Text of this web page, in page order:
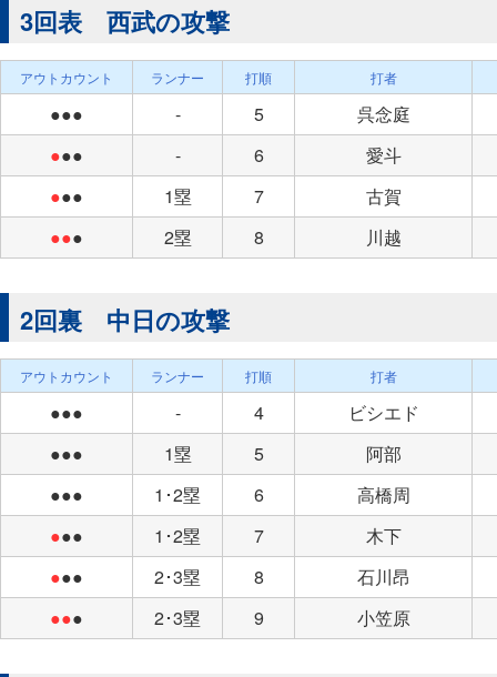
3回表 西武の攻撃
アウトカウント ランナー 打順 打者
●●● - 5
呉念庭
●●● - 6
愛斗
●●● 1塁 7
古賀
●●● 2塁 8 川越
2回裏 中日の攻撃
アウトカウント ランナー 打順 打者
●●● - 4
ビシエド
●●●
1塁 5
阿部
●●●
1･2塁 6
高橋周
●●● 1･2塁 7
木下
●●● 2･3塁 8
石川昂
●●● 2･3塁 9 小笠原